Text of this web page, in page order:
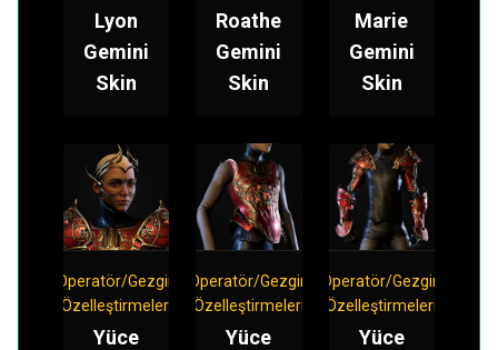
Lyon
Gemini
Skin
Roathe
Gemini
Skin
Marie
Gemini
Skin
Operatör/Gezgin
Özelleştirmeleri
Yüce
Operatör/Gezgin
Özelleştirmeleri
Yüce
Operatör/Gezgin
Özelleştirmeleri
Yüce